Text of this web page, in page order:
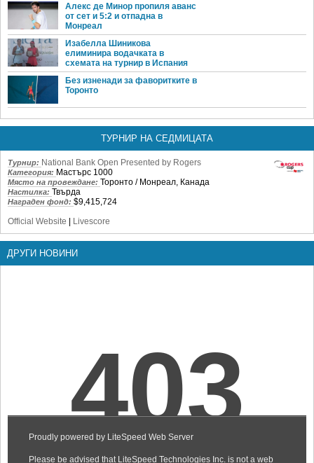
Алекс де Минор пропиля аванс
от сет и 5:2 и отпадна в
Монреал
Изабелла Шиникова
елиминира водачката в
схемата на турнир в Испания
Без изненади за фаворитките в
Торонто
ТУРНИР НА СЕДМИЦАТА
Турнир: National Bank Open Presented by Rogers
Категория: Мастърс 1000
Място на провеждане: Торонто / Монреал, Канада
Настилка: Твърда
Награден фонд: $9,415,724
Official Website
Livescore
ДРУГИ НОВИНИ